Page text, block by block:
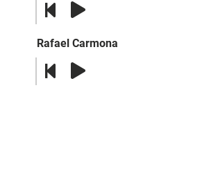
Rafael Carmona